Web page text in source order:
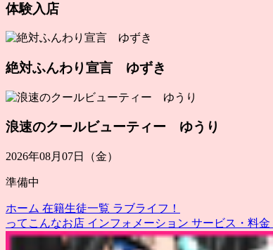
体験入店
絶対ふんわり宣言 ゆずき
浪速のクールビューティー ゆうり
2026年08月07日（金）
準備中
ホーム 在籍生徒一覧 ラブライフ！
ってこんなお店 インフォメーション サービス・料金